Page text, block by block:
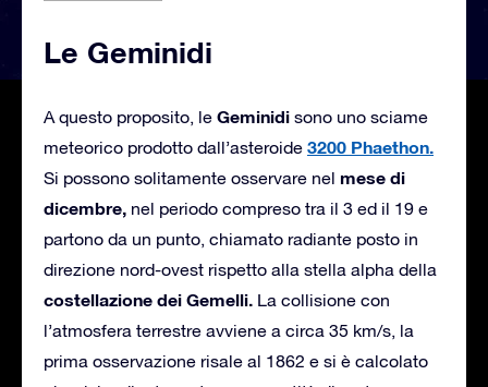
Le Geminidi
A questo proposito, le Geminidi sono uno sciame
meteorico prodotto dall’asteroide 3200 Phaethon.
Si possono solitamente osservare nel mese di
dicembre, nel periodo compreso tra il 3 ed il 19 e
partono da un punto, chiamato radiante posto in
direzione nord-ovest rispetto alla stella alpha della
costellazione dei Gemelli. La collisione con
l’atmosfera terrestre avviene a circa 35 km/s, la
prima osservazione risale al 1862 e si è calcolato